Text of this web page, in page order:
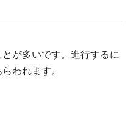
が多いです。進行するに
われます。